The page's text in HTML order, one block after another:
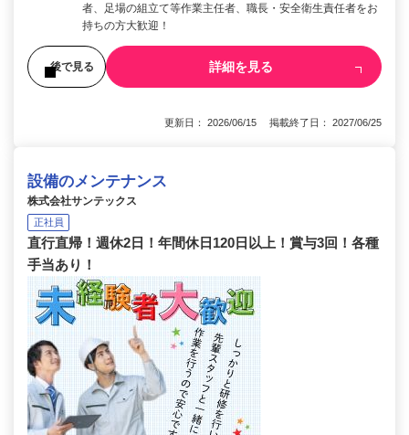
者、足場の組立て等作業主任者、職長・安全衛生責任者をお
持ちの方大歓迎！
後で見る 詳細を見る
更新日： 2026/06/15 掲載終了日： 2027/06/25
設備のメンテナンス
株式会社サンテックス
正社員
直行直帰！週休2日！年間休日120日以上！賞与3回！各種
手当あり！